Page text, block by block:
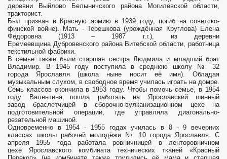
деревни Выйлово Белыничского района Могилёвской области,
тракторист.
Был призван в Красную армию в 1939 году, погиб на советско-
финской войне). Мать - Терешкова (урождённая Круглова) Елена
Фёдоровна (1913 – 1987 г.г.), из деревни
Еремеевщина Дубровенского района Витебской области, работница
текстильной фабрики.
В семье также были старшая сестра Людмила и младший брат
Владимир. В 1945 году поступила в среднюю школу № 32
города Ярославля (школа ныне носит её имя). Обладая
музыкальным слухом, в свободное время училась играть на домре.
Семь классов окончила в 1953 году. Чтобы помочь семье, в 1954
году Валентина пошла работать на Ярославский шинный
завод браслетчицей в сборочно-вулканизационном цехе на
подготовительной операции, где управляла диагонально-
резательной машиной.
Одновременно в 1954 - 1955 годах училась в 8 - 9 вечерних
классах школы рабочей молодёжи № 10 города Ярославля. С
апреля 1955 года работала ровничницей в ленторовничном
цехе Ярославского комбината технических тканей «Красный